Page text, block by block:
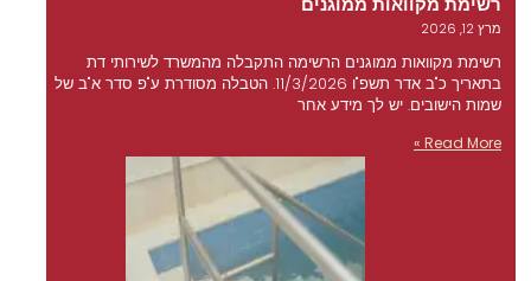
מרץ 12, 2026
רשימת מקוואות ממוגנים הרשימה התקבלה מהמשרד לשירותי דת
בתאריך כ"ב אדר תשפ"ו 11/3/2026. הטבלה מסודרת ע"פ סדר א"ב של
שמות הישובים. יש לך מידע אחר
Read More »